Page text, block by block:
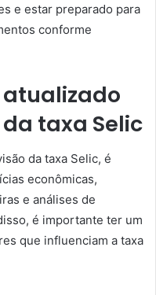
e estar preparado para
conforme
taxa Selic
da taxa Selic, é
econômicas,
e análises de
é importante ter um
que influenciam a taxa